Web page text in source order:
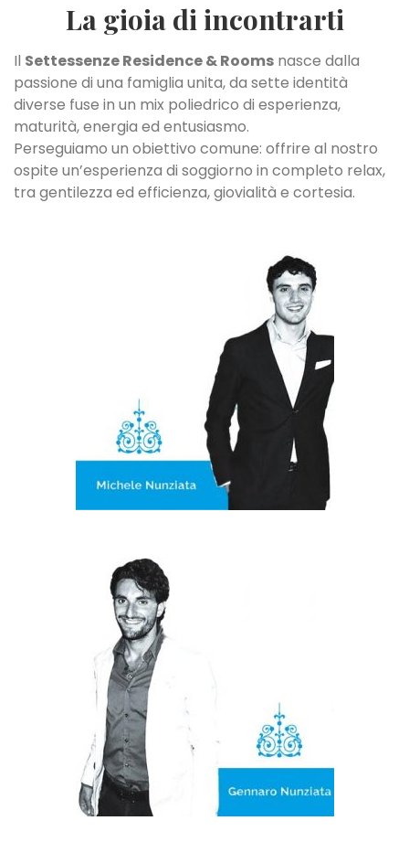
La gioia di incontrarti
Il Settessenze Residence & Rooms nasce dalla
passione di una famiglia unita, da sette identità
diverse fuse in un mix poliedrico di esperienza,
maturità, energia ed entusiasmo.
Perseguiamo un obiettivo comune: offrire al nostro
ospite un’esperienza di soggiorno in completo relax,
tra gentilezza ed efficienza, giovialità e cortesia.